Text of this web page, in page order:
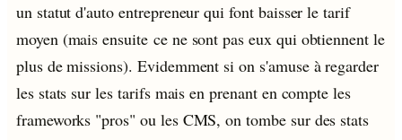
un statut d'auto entrepreneur qui font baisser le tarif
moyen (mais ensuite ce ne sont pas eux qui obtiennent le
plus de missions). Evidemment si on s'amuse à regarder
les stats sur les tarifs mais en prenant en compte les
frameworks "pros" ou les CMS, on tombe sur des stats